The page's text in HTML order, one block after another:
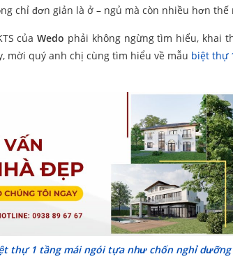
chỉ đơn giản là ở – ngủ mà còn nhiều hơn thế
củaWedo phải không ngừng tìm hiểu, khai
mời quý anh chị cùng tìm hiểu về mẫu biệt thự
thự 1 tầng mái ngói tựa như chốn nghỉ